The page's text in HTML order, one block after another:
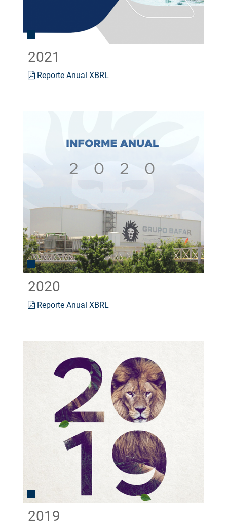
2021
Reporte Anual XBRL
2020
Reporte Anual XBRL
2019